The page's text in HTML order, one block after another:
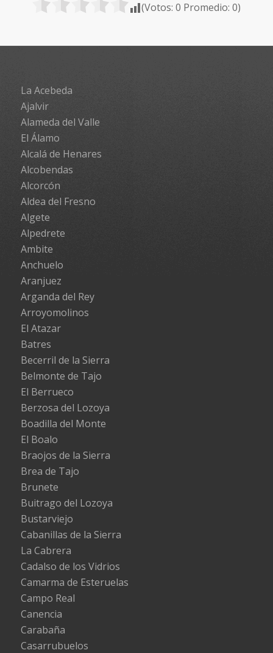
(Votos:0 Promedio:0)
La Acebeda
Ajalvir
Alameda del Valle
El Álamo
Alcalá de Henares
Alcobendas
Alcorcón
Aldea del Fresno
Algete
Alpedrete
Ambite
Anchuelo
Aranjuez
Arganda del Rey
Arroyomolinos
El Atazar
Batres
Becerril de la Sierra
Belmonte de Tajo
El Berrueco
Berzosa del Lozoya
Boadilla del Monte
El Boalo
Braojos de la Sierra
Brea de Tajo
Brunete
Buitrago del Lozoya
Bustarviejo
Cabanillas de la Sierra
La Cabrera
Cadalso de los Vidrios
Camarma de Esteruelas
Campo Real
Canencia
Carabaña
Casarrubuelos